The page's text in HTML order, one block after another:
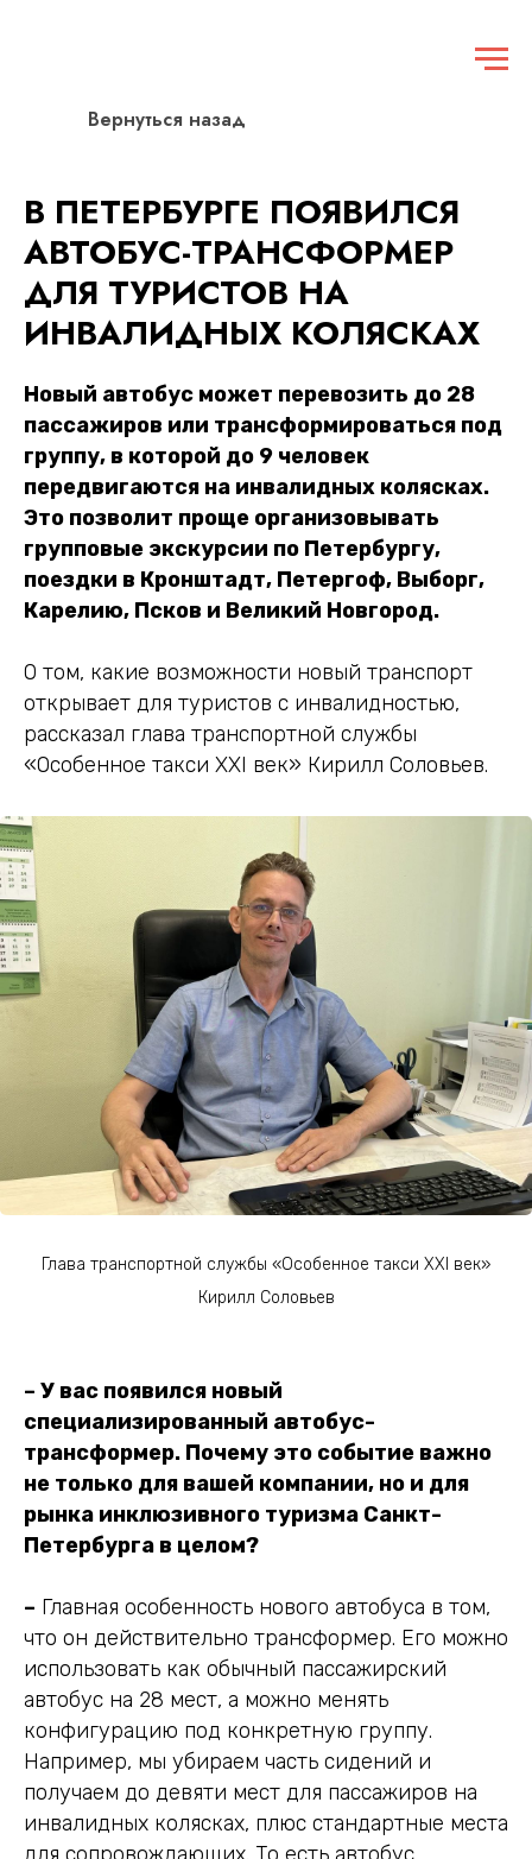
Вернуться назад
В ПЕТЕРБУРГЕ ПОЯВИЛСЯ
АВТОБУС-ТРАНСФОРМЕР
ДЛЯ ТУРИСТОВ НА
ИНВАЛИДНЫХ КОЛЯСКАХ
Новый автобус может перевозить до 28
пассажиров или трансформироваться под
группу, в которой до 9 человек
передвигаются на инвалидных колясках.
Это позволит проще организовывать
групповые экскурсии по Петербургу,
поездки в Кронштадт, Петергоф, Выборг,
Карелию, Псков и Великий Новгород.
О том, какие возможности новый транспорт
открывает для туристов с инвалидностью,
рассказал глава транспортной службы
«Особенное такси XXI век» Кирилл Соловьев.
Глава транспортной службы «Особенное такси XXI век»
Кирилл Соловьев
– У вас появился новый
специализированный автобус-
трансформер. Почему это событие важно
не только для вашей компании, но и для
рынка инклюзивного туризма Санкт-
Петербурга в целом?
– Главная особенность нового автобуса в том,
что он действительно трансформер. Его можно
использовать как обычный пассажирский
автобус на 28 мест, а можно менять
конфигурацию под конкретную группу.
Например, мы убираем часть сидений и
получаем до девяти мест для пассажиров на
инвалидных колясках, плюс стандартные места